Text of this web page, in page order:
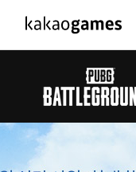
PC/모바일게임
도깨비의세계